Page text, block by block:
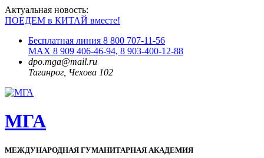
Актуальная новость:
ПОЕДЕМ в КИТАЙ вместе!
Бесплатная линия 8 800 707-11-56
MAX 8 909 406-46-94, 8 903-400-12-88
dpo.mga@mail.ru
Таганрог, Чехова 102
МГА
МЕЖДУНАРОДНАЯ ГУМАНИТАРНАЯ АКАДЕМИЯ